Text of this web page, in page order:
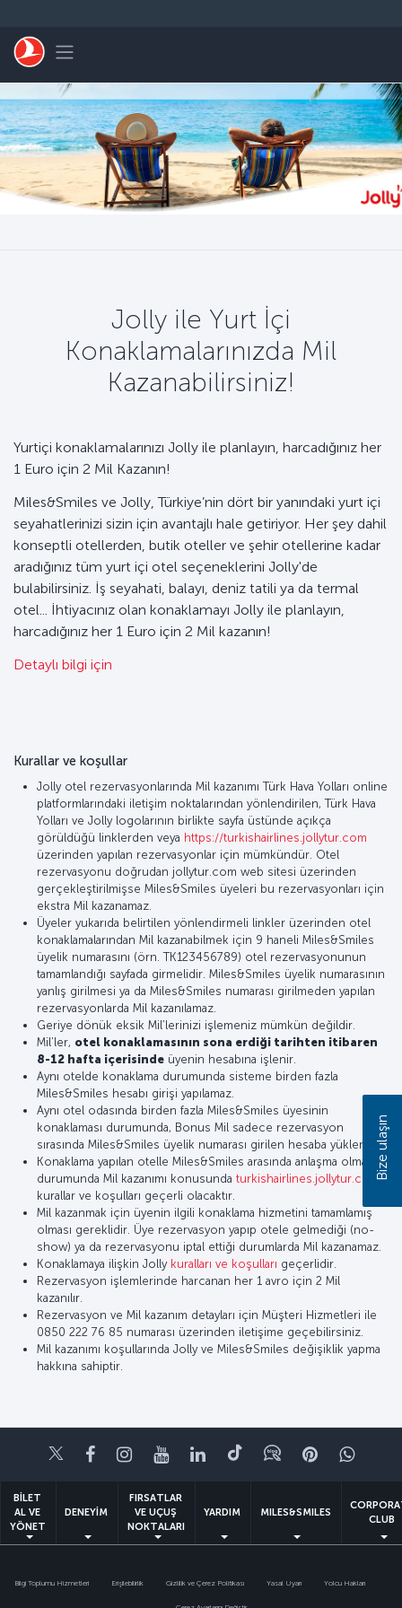
Toggle navigation
Jolly ile Yurt İçi
Konaklamalarınızda Mil
Kazanabilirsiniz!
Yurtiçi konaklamalarınızı Jolly ile planlayın, harcadığınız her
1 Euro için 2 Mil Kazanın!
Miles&Smiles ve Jolly, Türkiye’nin dört bir yanındaki yurt içi
seyahatlerinizi sizin için avantajlı hale getiriyor. Her şey dahil
konseptli otellerden, butik oteller ve şehir otellerine kadar
aradığınız tüm yurt içi otel seçeneklerini Jolly'de
bulabilirsiniz. İş seyahati, balayı, deniz tatili ya da termal
otel... İhtiyacınız olan konaklamayı Jolly ile planlayın,
harcadığınız her 1 Euro için 2 Mil kazanın!
Detaylı bilgi için
Kurallar ve koşullar
Jolly otel rezervasyonlarında Mil kazanımı Türk Hava Yolları online
platformlarındaki iletişim noktalarından yönlendirilen, Türk Hava
Yolları ve Jolly logolarının birlikte sayfa üstünde açıkça
görüldüğü linklerden veya https://turkishairlines.jollytur.com
üzerinden yapılan rezervasyonlar için mümkündür. Otel
rezervasyonu doğrudan jollytur.com web sitesi üzerinden
gerçekleştirilmişse Miles&Smiles üyeleri bu rezervasyonları için
ekstra Mil kazanamaz.
Üyeler yukarıda belirtilen yönlendirmeli linkler üzerinden otel
konaklamalarından Mil kazanabilmek için 9 haneli Miles&Smiles
üyelik numarasını (örn. TK123456789) otel rezervasyonunun
tamamlandığı sayfada girmelidir. Miles&Smiles üyelik numarasının
yanlış girilmesi ya da Miles&Smiles numarası girilmeden yapılan
rezervasyonlarda Mil kazanılamaz.
Geriye dönük eksik Mil’lerinizi işlemeniz mümkün değildir.
Mil’ler, otel konaklamasının sona erdiği tarihten itibaren
8-12 hafta içerisinde üyenin hesabına işlenir.
Aynı otelde konaklama durumunda sisteme birden fazla
Miles&Smiles hesabı girişi yapılamaz.
Aynı otel odasında birden fazla Miles&Smiles üyesinin
konaklaması durumunda, Bonus Mil sadece rezervasyon
sırasında Miles&Smiles üyelik numarası girilen hesaba yüklenir.
Konaklama yapılan otelle Miles&Smiles arasında anlaşma olması
durumunda Mil kazanımı konusunda turkishairlines.jollytur.com
kurallar ve koşulları geçerli olacaktır.
Mil kazanmak için üyenin ilgili konaklama hizmetini tamamlamış
olması gereklidir. Üye rezervasyon yapıp otele gelmediği (no-
show) ya da rezervasyonu iptal ettiği durumlarda Mil kazanamaz.
Konaklamaya ilişkin Jolly kuralları ve koşulları geçerlidir.
Rezervasyon işlemlerinde harcanan her 1 avro için 2 Mil
kazanılır.
Rezervasyon ve Mil kazanım detayları için Müşteri Hizmetleri ile
0850 222 76 85 numarası üzerinden iletişime geçebilirsiniz.
Mil kazanımı koşullarında Jolly ve Miles&Smiles değişiklik yapma
hakkına sahiptir.
TwitterFacebookInstagram
YoutubeLinkedIn
TiktokBlogPinterest
BİLET
AL VE
YÖNET
DENEYİM
FIRSATLAR
VE UÇUŞ
NOKTALARI
YARDIM MILES&SMILES
CLUB
Bilgi Toplumu Hizmetleri Erişilebilirlik Gizlilik ve Çerez Politikası Yasal Uyarı Yolcu Hakları
Bize ulaşın